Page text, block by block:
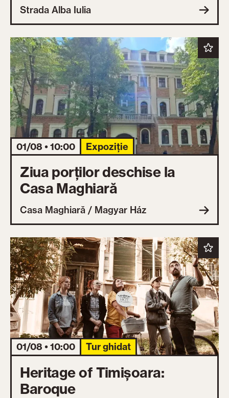
Strada Alba Iulia
01/08 • 10:00 Expoziție
Ziua porților deschise la
Casa Maghiară
Casa Maghiară / Magyar Ház
01/08 • 10:00 Tur ghidat
Heritage of Timișoara:
Baroque